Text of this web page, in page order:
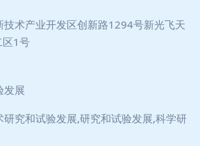
技术产业开发区创新路1294号新光飞天
区1号
发展
研究和试验发展,研究和试验发展,科学研